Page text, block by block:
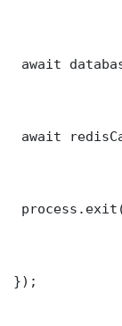
await
await
});